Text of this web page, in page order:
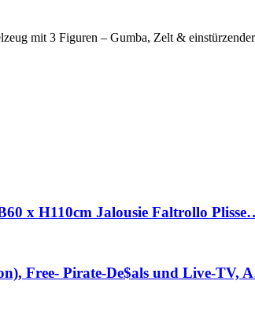
mit 3 Figuren – Gumba, Zelt &
x H110cm Jalousie Faltrollo
Free- Pirate-De$als und Live-TV,